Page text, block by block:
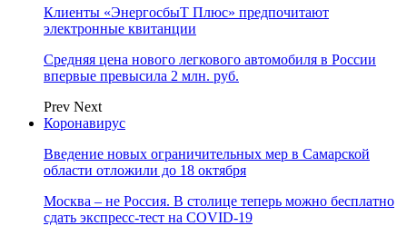
Клиенты «ЭнергосбыТ Плюс» предпочитают
электронные квитанции
Средняя цена нового легкового автомобиля в России
впервые превысила 2 млн. руб.
Prev Next
Коронавирус
Введение новых ограничительных мер в Самарской
области отложили до 18 октября
Москва – не Россия. В столице теперь можно бесплатно
сдать экспресс-тест на COVID-19